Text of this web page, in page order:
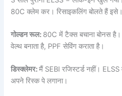
80C क्लेम कर। रिसाइकलिंग बोलते हैं इसे।
गोल्डन रूल: 80C में टैक्स बचाना बोनस है।
वेल्थ बनाता है, PPF सेविंग कराता है।
डिस्क्लेमर:मैं SEBI रजिस्टर्ड नहीं। ELSS
अपने रिस्क पे लगाना।